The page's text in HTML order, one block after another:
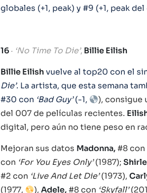
globales (+1, peak) y #9 (+1, peak
16· ‘No Time To Die’, Billie Eilish
Billie Eilishvuelve al top20 con el
Die’. La artista, que esta semana
#30 con ‘Bad Guy’(-1,
), consigue
del 007 de películas recientes.
digital, pero aún no tiene peso en
Mejoran sus datos Madonna,#8 con
con ‘For You Eyes Only’(1987);
#2 con ‘Live And Let Die’(1973),
(1977,
),Adele,#8 con ‘Skyfall’